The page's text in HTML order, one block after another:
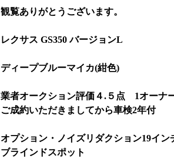
観覧ありがとうございます。
レクサス GS350 バージョンL
ディープブルーマイカ(紺色)
業者オークション評価４.５点 1オーナ
ご成約いただきましてから車検2年付
オプション・ノイズリダクション19イン
ブラインドスポット